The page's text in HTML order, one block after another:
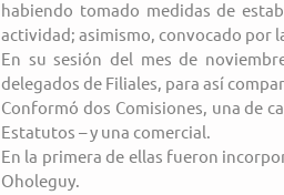
habiendo tomado medidas de
actividad; asimismo, convocado por
En su sesión del mes de
delegados de Filiales, para así
Conformó dos Comisiones, una de
Estatutos – y una comercial.
En la primera de ellas fueron
Oholeguy.